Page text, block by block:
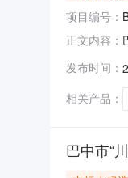
项目编号：
正文内容：
发布时间：
相关产品：
巴中市“